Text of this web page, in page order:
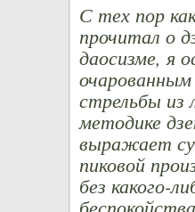
С тех пор
прочитал о
даосизме, я
очарованным
стрельбы из
методике
выражает
пиковой
без какого-